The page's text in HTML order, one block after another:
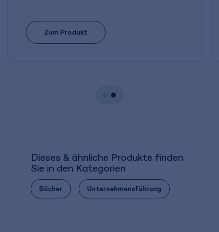
Zum Produkt
Dieses & ähnliche Produkte finden
Sie in den Kategorien
Bücher Unternehmensführung